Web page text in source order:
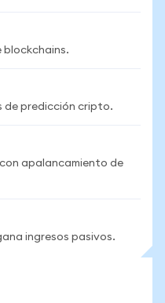
blockchains.
de predicción cripto.
apalancamiento de
ingresos pasivos.